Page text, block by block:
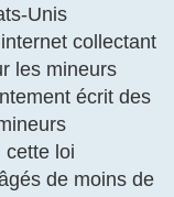
Unis
collectant
les mineurs
écrit des
cette loi
de moins de